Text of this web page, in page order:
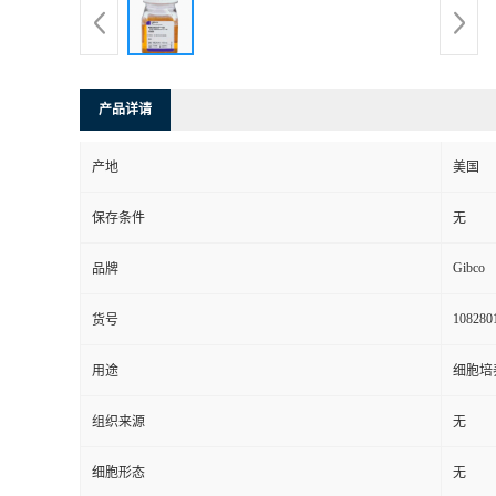
产品详请
产地 美国
保存条件 无
品牌 Gibco
货号
用途 细胞培
组织来源 无
细胞形态 无